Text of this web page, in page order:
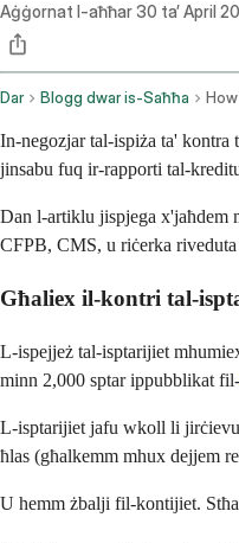
Aġġornat l-aħħar30 ta’ April
Dar Blogg dwar is-Saħħa
In-negozjar tal-ispiża ta'
jinsabu fuq ir-rapporti tal-
Dan l-artiklu jispjega
CFPB, CMS, u riċerka
Għaliex il-kontri tal-
L-ispejjeż tal-isptarijiet
minn 2,000 sptar ippubblikat fil-
L-isptarijiet jafu wkoll li
ħlas (għalkemm mhux dejjem
U hemm żbalji fil-kontijiet.